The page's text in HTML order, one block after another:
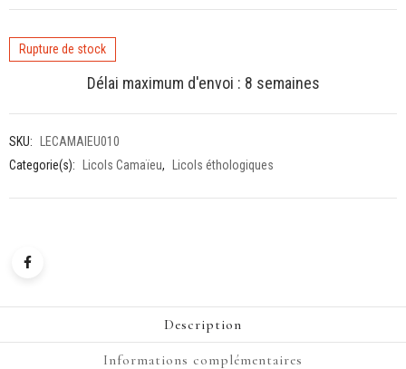
Rupture de stock
Délai maximum d'envoi : 8 semaines
SKU:
LECAMAIEU010
Categorie(s):
Licols Camaïeu, Licols éthologiques
Description
Informations complémentaires